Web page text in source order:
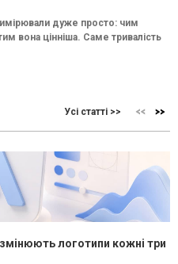
дуже просто: чим
вона цінніша. Саме тривалість
Усі статті >>
логотипи кожні три